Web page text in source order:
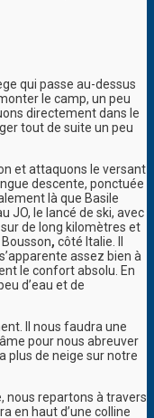
qui passe au-dessus
le camp, un peu
directement dans le
tout de suite un peu
et attaquons le versant
descente, ponctuée
là que Basile
JO, le lancé de ski, avec
de long kilomètres et
, côté Italie. Il
assez bien à
le confort absolu. En
d’eau et de
Il nous faudra une
pour nous abreuver
plus de neige sur notre
nous repartons à travers
en haut d’une colline